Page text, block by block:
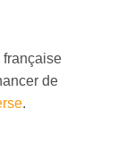
française
de
.